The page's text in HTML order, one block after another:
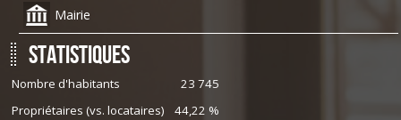
Mairie
Statistiques
Nombre d'habitants
23 745
Propriétaires (vs. locataires)
44,22 %